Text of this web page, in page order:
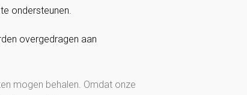
ondersteunen.
overgedragen aan
mogen behalen. Omdat onze